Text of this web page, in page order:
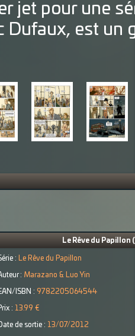
jet pour une
Dufaux, est un
Le Rêve du Papillon
: Le Rêve du Papillon
: Marazano & Luo Yin
ISBN : 9782205064544
: 13.99 €
Date de sortie : 13/07/2012